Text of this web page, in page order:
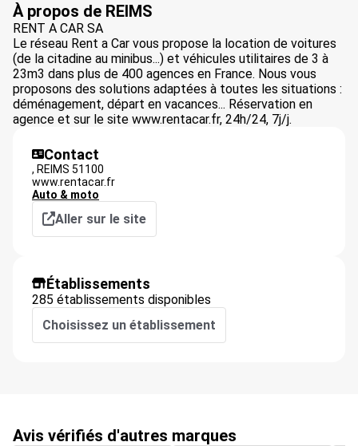
À propos de REIMS
RENT A CAR SA
Le réseau Rent a Car vous propose la location de voitures
(de la citadine au minibus...) et véhicules utilitaires de 3 à
23m3 dans plus de 400 agences en France. Nous vous
proposons des solutions adaptées à toutes les situations :
déménagement, départ en vacances... Réservation en
agence et sur le site www.rentacar.fr, 24h/24, 7j/j.
Contact
, REIMS 51100
www.rentacar.fr
Auto & moto
Aller sur le site
Établissements
285 établissements disponibles
Choisissez un établissement
Avis vérifiés d'autres marques